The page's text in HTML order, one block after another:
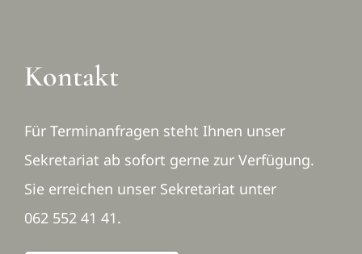
Kontakt
Für Terminanfragen steht Ihnen unser
Sekretariat ab sofort gerne zur Verfügung.
Sie erreichen unser Sekretariat unter
062 552 41 41.